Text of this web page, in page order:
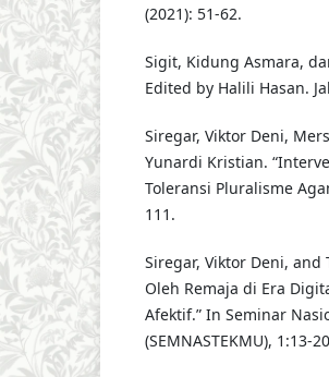
(2021): 51-62.
Sigit, Kidung Asmara,
Edited by Halili Hasan.
Siregar, Viktor Deni,
Yunardi Kristian.
Toleransi Pluralisme
111.
Siregar, Viktor Deni, and
Oleh Remaja di Era
Afektif.” In Seminar
(SEMNASTEKMU), 1:13-